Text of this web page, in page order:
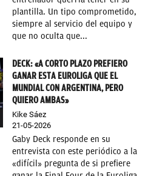
plantilla. Un tipo comprometido,
siempre al servicio del equipo y
que no oculta que...
DECK: «A CORTO PLAZO PREFIERO
GANAR ESTA EUROLIGA QUE EL
MUNDIAL CON ARGENTINA, PERO
QUIERO AMBAS»
Kike Sáez
21-05-2026
Gaby Deck responde en su
entrevista con este periódico a la
«difícil» pregunta de si prefiere